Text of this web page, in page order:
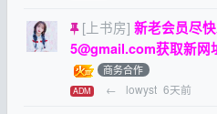
[上书房] 新老会员尽
5@gmail.com获取新网
商务合作
ADM ← lowyst 6天前